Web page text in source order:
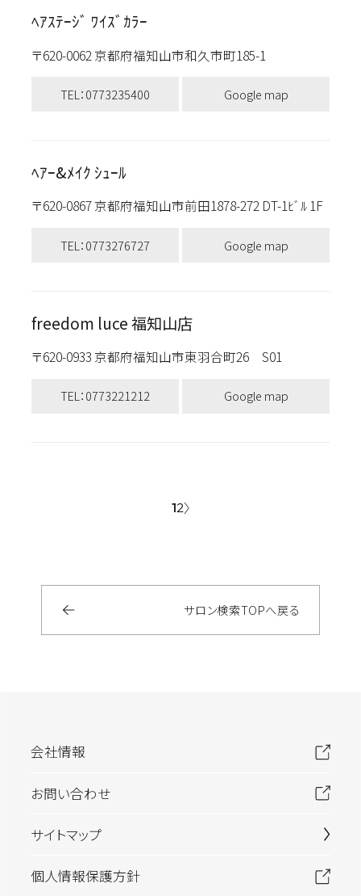
ﾍｱｽﾃｰｼﾞ ﾜｲｽﾞｶﾗｰ
〒620-0062 京都府福知山市和久市町185-1
TEL：0773235400 Google map
ﾍｱｰ&ﾒｲｸ ｼｭｰﾙ
〒620-0867 京都府福知山市前田1878-272 DT-1ﾋﾞﾙ 1F
TEL：0773276727 Google map
freedom luce 福知山店
〒620-0933 京都府福知山市東羽合町26 S01
TEL：0773221212 Google map
12
サロン検索TOPへ戻る
会社情報
お問い合わせ
サイトマップ
個人情報保護方針